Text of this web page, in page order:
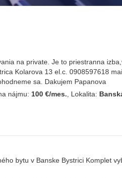
na private. Je to priestranna
Kolarova 13 el.c. 0908597618
sa. Dakujem Papanova
nájmu: 100 €/mes., Lokalita:
bytu v Banske Bystrici Komplet